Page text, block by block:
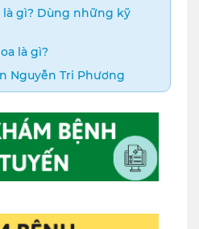
gì? Dùng những kỹ
là gì?
Nguyễn Tri Phương